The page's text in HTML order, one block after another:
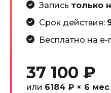
Запись только
Срок действия:
Бесплатно на
37 100 ₽
или 6184 ₽ × 6 мес